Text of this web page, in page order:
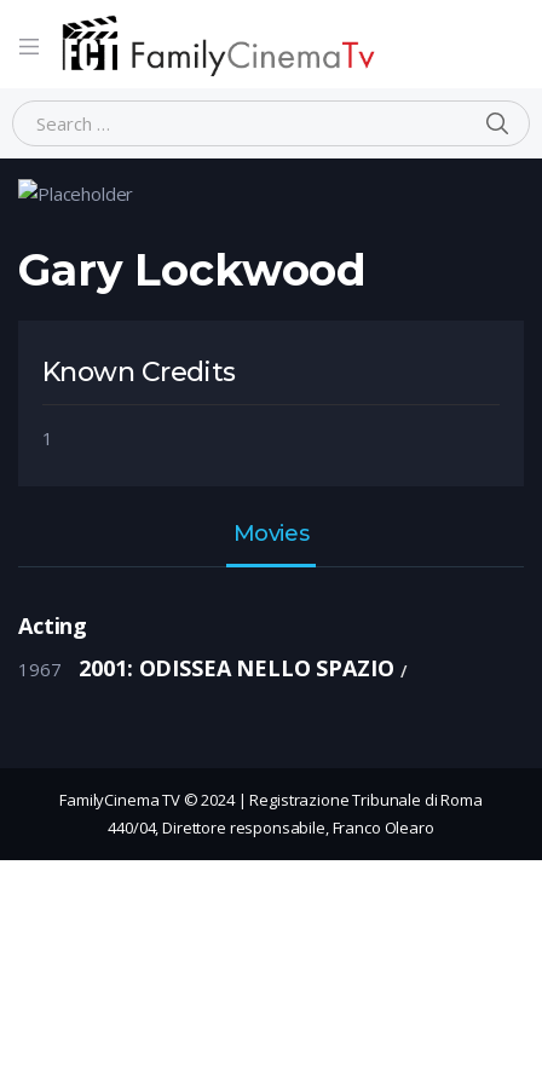
Home Person Gary Lockwood
Gary Lockwood
Known Credits
1
Movies
Acting
1967 2001: ODISSEA NELLO SPAZIO
FamilyCinema TV © 2024 | Registrazione Tribunale di Roma
440/04, Direttore responsabile, Franco Olearo